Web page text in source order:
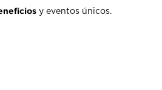
y eventos únicos.